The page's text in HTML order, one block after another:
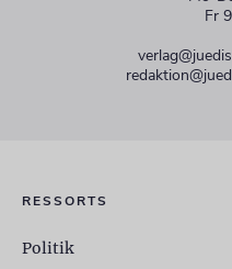
Fr
RESSORTS
Politik